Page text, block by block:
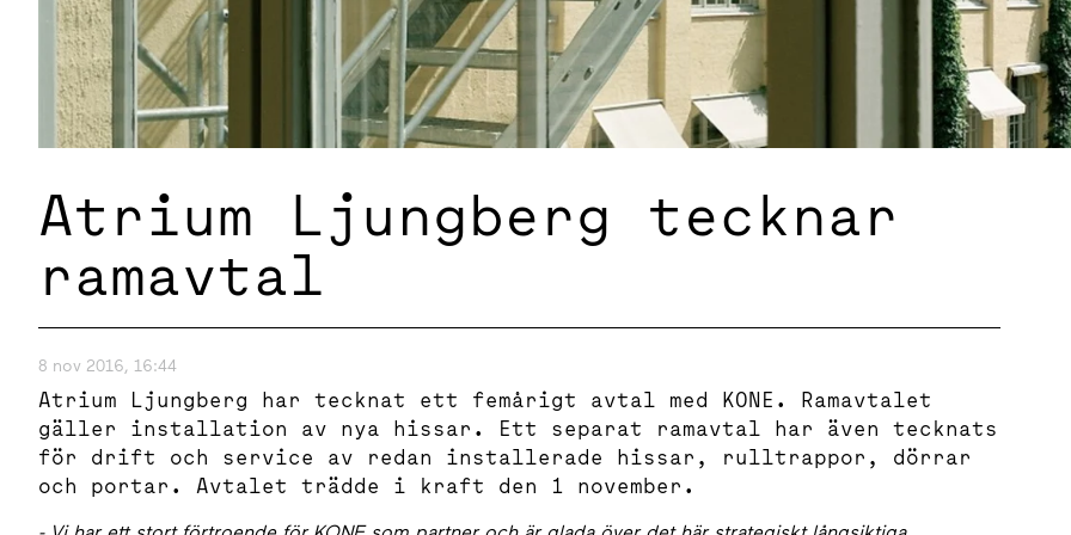
Atrium Ljungberg tecknar
ramavtal
8 nov 2016, 16:44
Atrium Ljungberg har tecknat ett femårigt avtal med KONE. Ramavtalet
gäller installation av nya hissar. Ett separat ramavtal har även tecknats
för drift och service av redan installerade hissar, rulltrappor, dörrar
och portar. Avtalet trädde i kraft den 1 november.